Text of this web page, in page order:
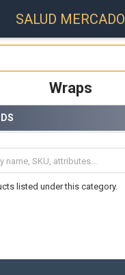
SALUD MERCADO
Wraps
listed under this category.